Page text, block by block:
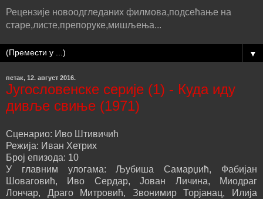
Рецензије новоодгледаних филмова,подсећање на
старе,листе,препоруке,мишљења...
▼
петак, 12. август 2016.
Југословенске серије (1) - Куда иду
дивље свиње (1971)
Сценарио: Иво Штивичић
Режија: Иван Хетрих
Број епизода: 10
У главним улогама: Љубиша Самарџић, Фабијан
Шоваговић, Иво Сердар, Јован Личина, Миодраг
Лончар, Драго Митровић, Звонимир Торјанац, Илија